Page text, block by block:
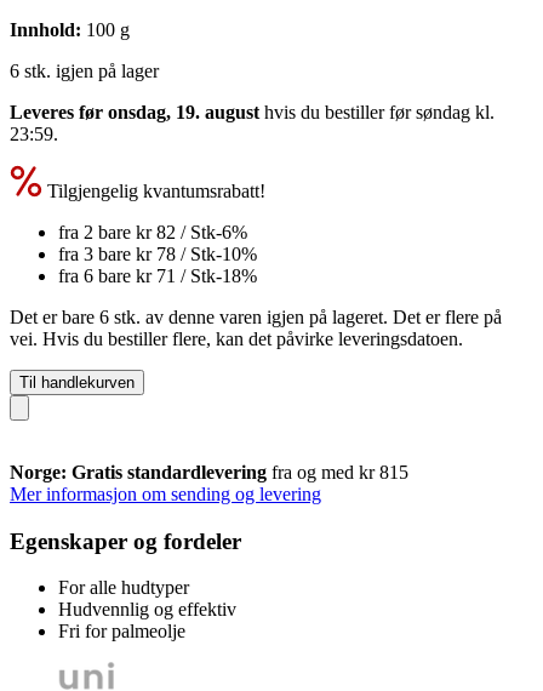
Innhold: 100 g
6 stk. igjen på lager
Leveres før onsdag, 19. august hvis du bestiller førsøndag kl.
23:59.
Tilgjengelig kvantumsrabatt!
fra 2 bare kr 82 / Stk-6%
fra 3 bare kr 78 / Stk-10%
fra 6 bare kr 71 / Stk-18%
Det er bare 6 stk. av denne varen igjen på lageret. Det er flere på
vei. Hvis du bestiller flere, kan det påvirke leveringsdatoen.
Til handlekurven
Norge: Gratis standardlevering fra og med kr 815
Mer informasjon om sending og levering
Egenskaper og fordeler
For alle hudtyper
Hudvennlig og effektiv
Fri for palmeolje